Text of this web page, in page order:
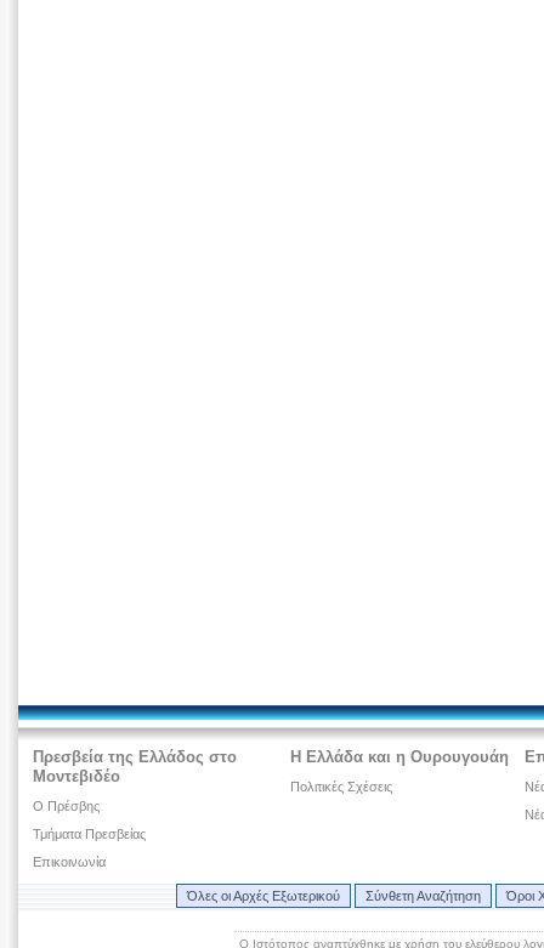
Πρεσβεία της Ελλάδος στο
Μοντεβιδέο
O Πρέσβης
Τμήματα Πρεσβείας
Επικοινωνία
Η Ελλάδα και η Ουρουγουάη
Πολιτικές Σχέσεις
Όλες οι Αρχές Εξωτερικού Σύνθετη Αναζήτηση Όροι
Ο Ιστότοπος αναπτύχθηκε με χρήση του ελεύθερου